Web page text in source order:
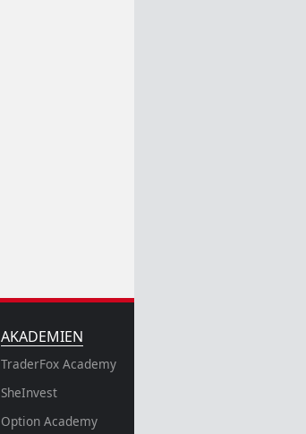
AKADEMIEN
TraderFox Academy
SheInvest
Option Academy